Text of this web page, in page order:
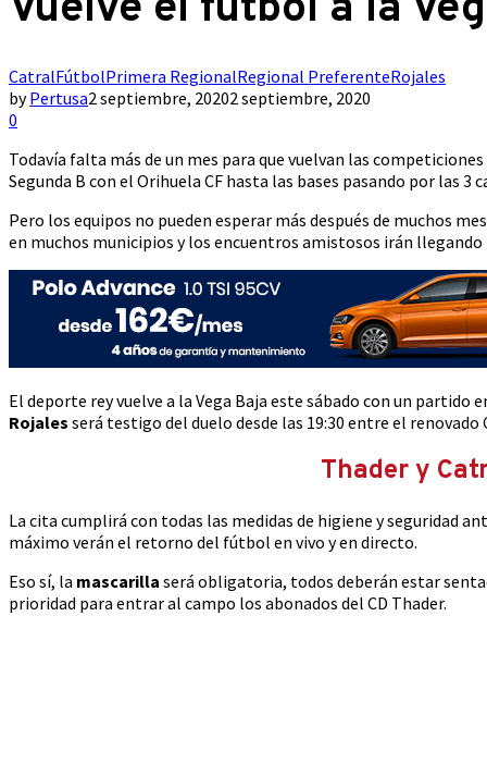
CatralFútbolPrimera RegionalRegional PreferenteRojales
byPertusa2 septiembre, 20202 septiembre, 2020
0
Todavía falta más de un mes para que vuelvan las
Segunda B con el Orihuela CF hasta las bases pasando por las 3
Pero los equipos no pueden esperar más después de muchos
en muchos municipios y los encuentros amistosos irán
El deporte rey vuelve a la Vega Baja este sábado con un
Rojales será testigo del duelo desde las 19:30 entre el
Thader y
La cita cumplirá con todas las medidas de higiene y seguridad
máximo verán el retorno del fútbol en vivo y en directo.
Eso sí, la mascarilla será obligatoria, todos deberán estar
prioridad para entrar al campo los abonados del CD Thader.